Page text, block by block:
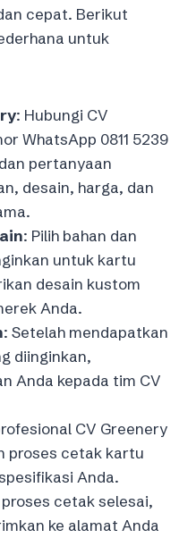
cepat. Berikut
untuk
: Hubungi CV
WhatsApp 0811 5239
pertanyaan
desain, harga, dan
: Pilih bahan dan
untuk kartu
desain kustom
Anda.
: Setelah mendapatkan
diinginkan,
Anda kepada tim CV
CV Greenery
proses cetak kartu
Anda.
cetak selesai,
ke alamat Anda